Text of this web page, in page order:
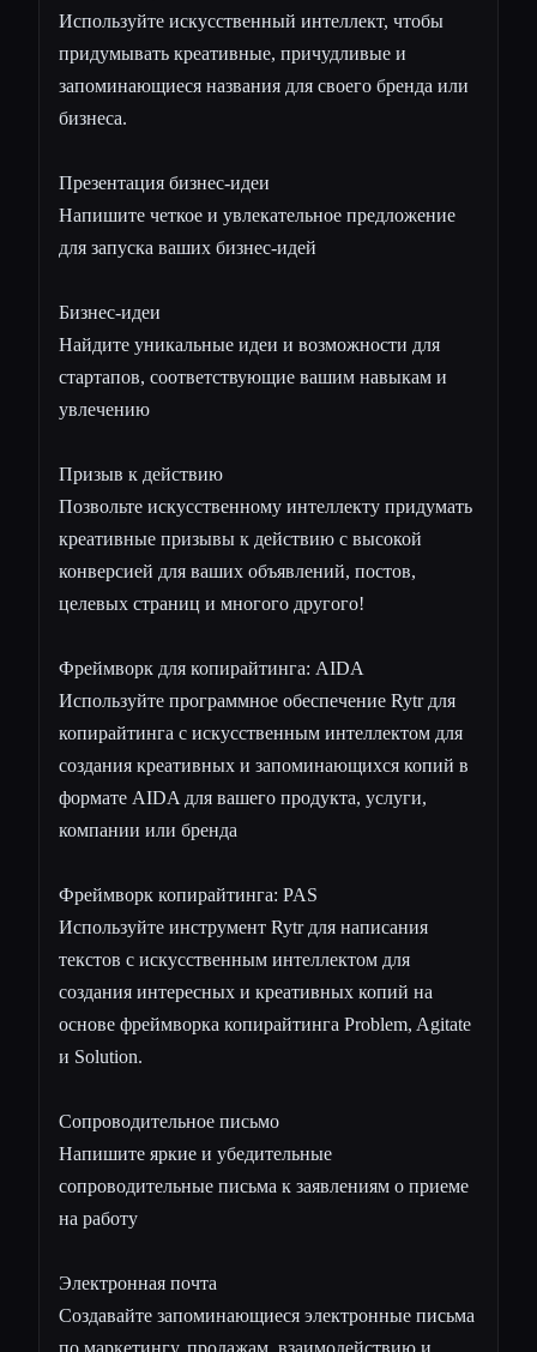
Используйте искусственный интеллект, чтобы
придумывать креативные, причудливые и
запоминающиеся названия для своего бренда или
бизнеса.
Презентация бизнес-идеи
Напишите четкое и увлекательное предложение
для запуска ваших бизнес-идей
Бизнес-идеи
Найдите уникальные идеи и возможности для
стартапов, соответствующие вашим навыкам и
увлечению
Призыв к действию
Позвольте искусственному интеллекту придумать
креативные призывы к действию с высокой
конверсией для ваших объявлений, постов,
целевых страниц и многого другого!
Фреймворк для копирайтинга: AIDA
Используйте программное обеспечение Rytr для
копирайтинга с искусственным интеллектом для
создания креативных и запоминающихся копий в
формате AIDA для вашего продукта, услуги,
компании или бренда
Фреймворк копирайтинга: PAS
Используйте инструмент Rytr для написания
текстов с искусственным интеллектом для
создания интересных и креативных копий на
основе фреймворка копирайтинга Problem, Agitate
и Solution.
Сопроводительное письмо
Напишите яркие и убедительные
сопроводительные письма к заявлениям о приеме
на работу
Электронная почта
Создавайте запоминающиеся электронные письма
по маркетингу, продажам, взаимодействию и